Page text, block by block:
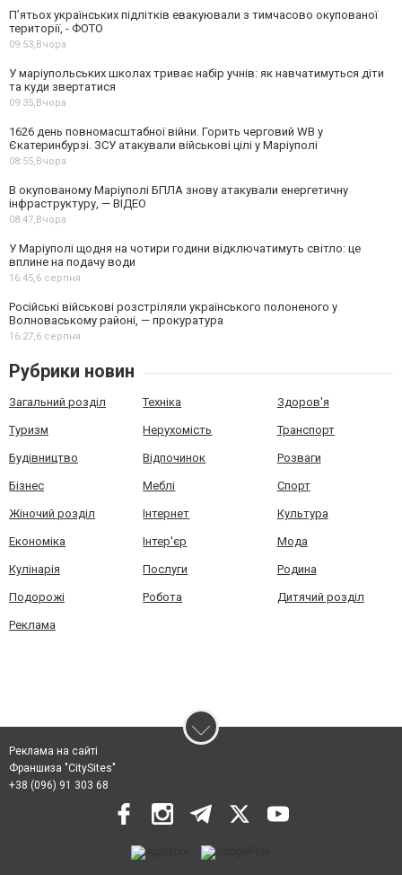
П’ятьох українських підлітків евакуювали з тимчасово окупованої
території, - ФОТО
09:53, Вчора
У маріупольських школах триває набір учнів: як навчатимуться діти
та куди звертатися
09:35, Вчора
1626 день повномасштабної війни. Горить черговий WB у
Єкатеринбурзі. ЗСУ атакували військові цілі у Маріуполі
08:55, Вчора
В окупованому Маріуполі БПЛА знову атакували енергетичну
інфраструктуру, — ВІДЕО
08:47, Вчора
У Маріуполі щодня на чотири години відключатимуть світло: це
вплине на подачу води
16:45,6 серпня
Російські військові розстріляли українського полоненого у
Волноваському районі, — прокуратура
16:27,6 серпня
Рубрики новин
Загальний розділ Техніка Здоров'я
Туризм Нерухомість Транспорт
Будівництво Відпочинок Розваги
Бізнес Меблі Спорт
Жіночий розділ Інтернет Культура
Економіка Інтер'єр Мода
Кулінарія Послуги Родина
Подорожі Робота Дитячий розділ
Реклама
Реклама на сайті
Франшиза "CitySites"
+38 (096) 91 303 68